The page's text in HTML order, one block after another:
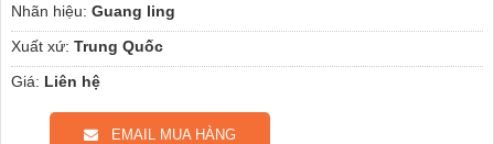
Nhãn hiệu: Guang ling
Xuất xứ: Trung Quốc
Giá: Liên hệ
EMAIL MUA HÀNG